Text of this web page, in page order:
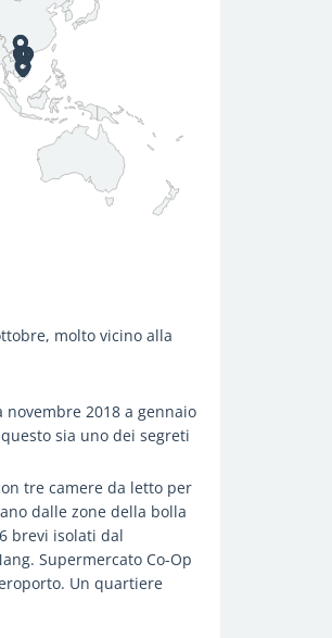
molto vicino alla
2018 a gennaio
sia uno dei segreti
tre camere da letto per
dalle zone della bolla
brevi isolati dal
Supermercato Co-Op
Un quartiere